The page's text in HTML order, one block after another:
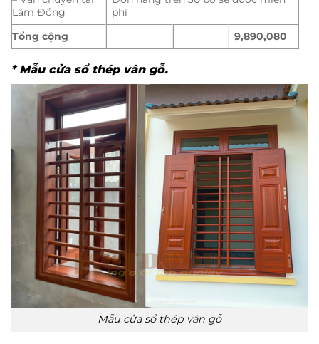
Lâm Đồng
phí
Tổng cộng
9,890,080
* Mẫu cửa sổ thép vân gỗ.
Mẫu cửa sổ thép vân gỗ